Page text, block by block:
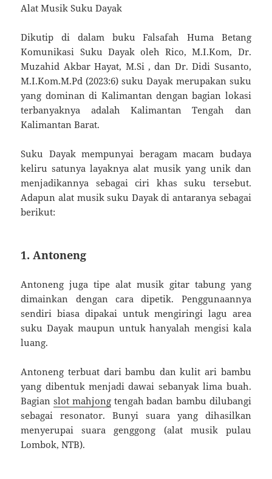
Alat Musik Suku Dayak
Dikutip di dalam buku Falsafah Huma Betang
Komunikasi Suku Dayak oleh Rico, M.I.Kom, Dr.
Muzahid Akbar Hayat, M.Si , dan Dr. Didi Susanto,
M.I.Kom.M.Pd (2023:6) suku Dayak merupakan suku
yang dominan di Kalimantan dengan bagian lokasi
terbanyaknya adalah Kalimantan Tengah dan
Kalimantan Barat.
Suku Dayak mempunyai beragam macam budaya
keliru satunya layaknya alat musik yang unik dan
menjadikannya sebagai ciri khas suku tersebut.
Adapun alat musik suku Dayak di antaranya sebagai
berikut:
1. Antoneng
Antoneng juga tipe alat musik gitar tabung yang
dimainkan dengan cara dipetik. Penggunaannya
sendiri biasa dipakai untuk mengiringi lagu area
suku Dayak maupun untuk hanyalah mengisi kala
luang.
Antoneng terbuat dari bambu dan kulit ari bambu
yang dibentuk menjadi dawai sebanyak lima buah.
Bagianslot mahjongtengah badan bambu dilubangi
sebagai resonator. Bunyi suara yang dihasilkan
menyerupai suara genggong (alat musik pulau
Lombok, NTB).